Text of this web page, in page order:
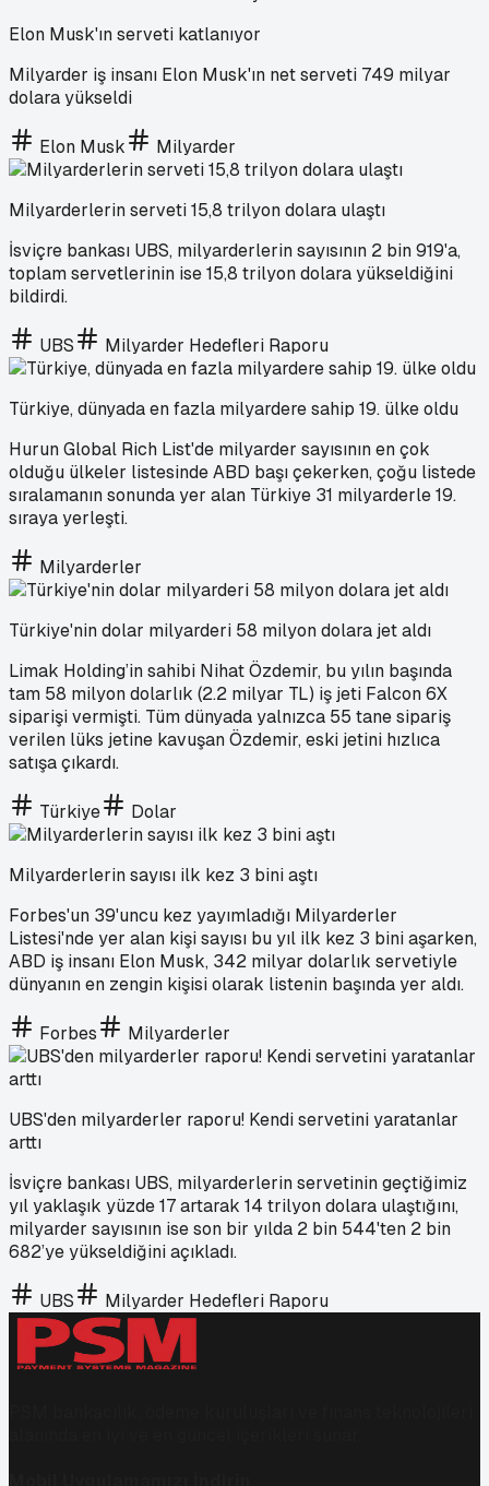
Elon Musk'ın serveti katlanıyor
Milyarder iş insanı Elon Musk'ın net serveti 749 milyar
dolara yükseldi
Elon Musk Milyarder
Milyarderlerin serveti 15,8 trilyon dolara ulaştı
İsviçre bankası UBS, milyarderlerin sayısının 2 bin 919'a,
toplam servetlerinin ise 15,8 trilyon dolara yükseldiğini
bildirdi.
UBS Milyarder Hedefleri Raporu
Türkiye, dünyada en fazla milyardere sahip 19. ülke oldu
Hurun Global Rich List'de milyarder sayısının en çok
olduğu ülkeler listesinde ABD başı çekerken, çoğu listede
sıralamanın sonunda yer alan Türkiye 31 milyarderle 19.
sıraya yerleşti.
Milyarderler
Türkiye'nin dolar milyarderi 58 milyon dolara jet aldı
Limak Holding’in sahibi Nihat Özdemir, bu yılın başında
tam 58 milyon dolarlık (2.2 milyar TL) iş jeti Falcon 6X
siparişi vermişti. Tüm dünyada yalnızca 55 tane sipariş
verilen lüks jetine kavuşan Özdemir, eski jetini hızlıca
satışa çıkardı.
Türkiye Dolar
Milyarderlerin sayısı ilk kez 3 bini aştı
Forbes'un 39'uncu kez yayımladığı Milyarderler
Listesi'nde yer alan kişi sayısı bu yıl ilk kez 3 bini aşarken,
ABD iş insanı Elon Musk, 342 milyar dolarlık servetiyle
dünyanın en zengin kişisi olarak listenin başında yer aldı.
Forbes Milyarderler
UBS'den milyarderler raporu! Kendi servetini yaratanlar
arttı
İsviçre bankası UBS, milyarderlerin servetinin geçtiğimiz
yıl yaklaşık yüzde 17 artarak 14 trilyon dolara ulaştığını,
milyarder sayısının ise son bir yılda 2 bin 544'ten 2 bin
682’ye yükseldiğini açıkladı.
UBS Milyarder Hedefleri Raporu